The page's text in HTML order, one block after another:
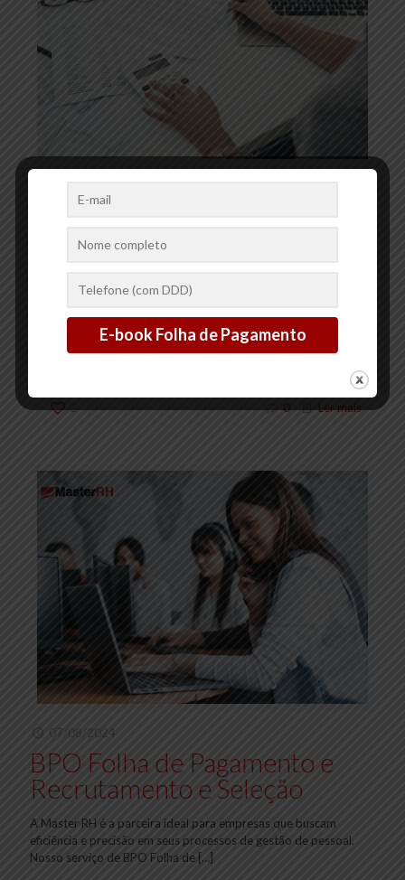
de Pagamento é uma
Empresas
A folha de pagamento é uma das obrigações mais importantes e
complexas para qualquer empresa. Ela envolve o cálculo correto
2 0 Ler mais
07/08/2024
BPO Folha de Pagamento e
Recrutamento e Seleção
A Master RH é a parceira ideal para empresas que buscam
eficiência e precisão em seus processos de gestão de pessoal.
Nosso serviço de BPO Folha de […]